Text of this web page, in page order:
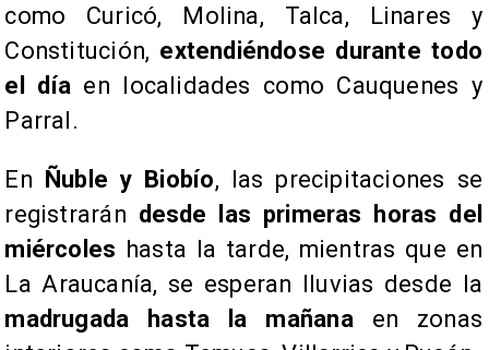
como Curicó, Molina, Talca, Linares y
Constitución, extendiéndose durante todo
el día en localidades como Cauquenes y
Parral.
​En Ñuble y Biobío, las precipitaciones se
registrarán desde las primeras horas del
miércoles hasta la tarde, mientras que en
La Araucanía, se esperan lluvias desde la
madrugada hasta la mañana en zonas